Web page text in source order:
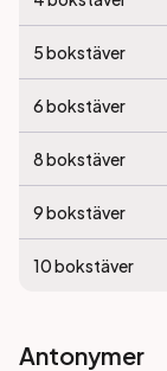
5bokstäver
6bokstäver
8bokstäver
9bokstäver
10bokstäver
Antonymer